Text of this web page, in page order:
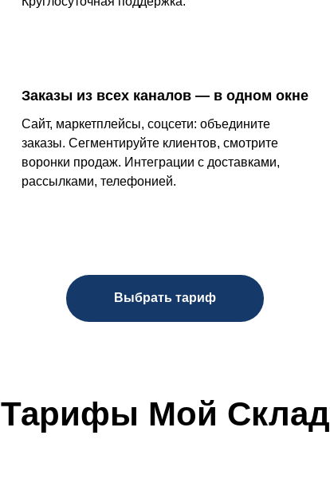
Заказы из всех каналов — в одном окне
Сайт, маркетплейсы, соцсети: объедините
заказы. Сегментируйте клиентов, смотрите
воронки продаж. Интеграции с доставками,
рассылками, телефонией.
Выбрать тариф
Тарифы Мой Склад